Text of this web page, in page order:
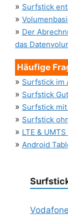
» Surfstick
»
» Der
das
Häufige
» Surfstick im
» Surfstick
» Surfstick
» Surfstick
» LTE &
» Android